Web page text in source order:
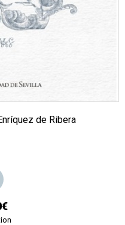
de Ribera